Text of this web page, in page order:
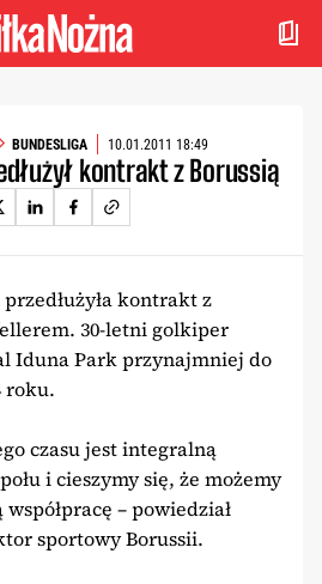
BUNDESLIGA 10.01.2011 18:49
kontrakt z Borussią
kontrakt z
30-letni golkiper
Iduna Park przynajmniej do
roku.
czasu jest integralną
i cieszymy się, że możemy
– powiedział
sportowy Borussii.